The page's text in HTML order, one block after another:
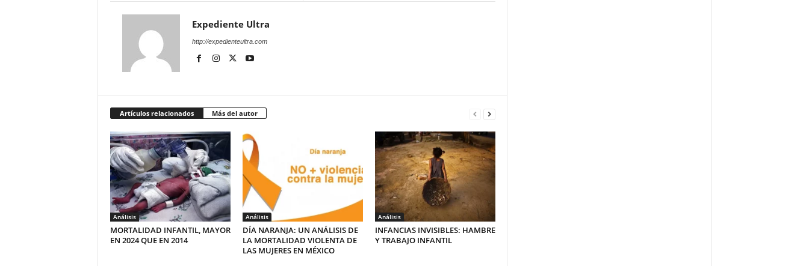
Expediente Ultra
http://expedienteultra.com
Artículos relacionados Más del autor
Análisis
MORTALIDAD INFANTIL, MAYOR
EN 2024 QUE EN 2014
Análisis
DÍA NARANJA: UN ANÁLISIS DE
LA MORTALIDAD VIOLENTA DE
LAS MUJERES EN MÉXICO
Análisis
INFANCIAS INVISIBLES: HAMBRE
Y TRABAJO INFANTIL